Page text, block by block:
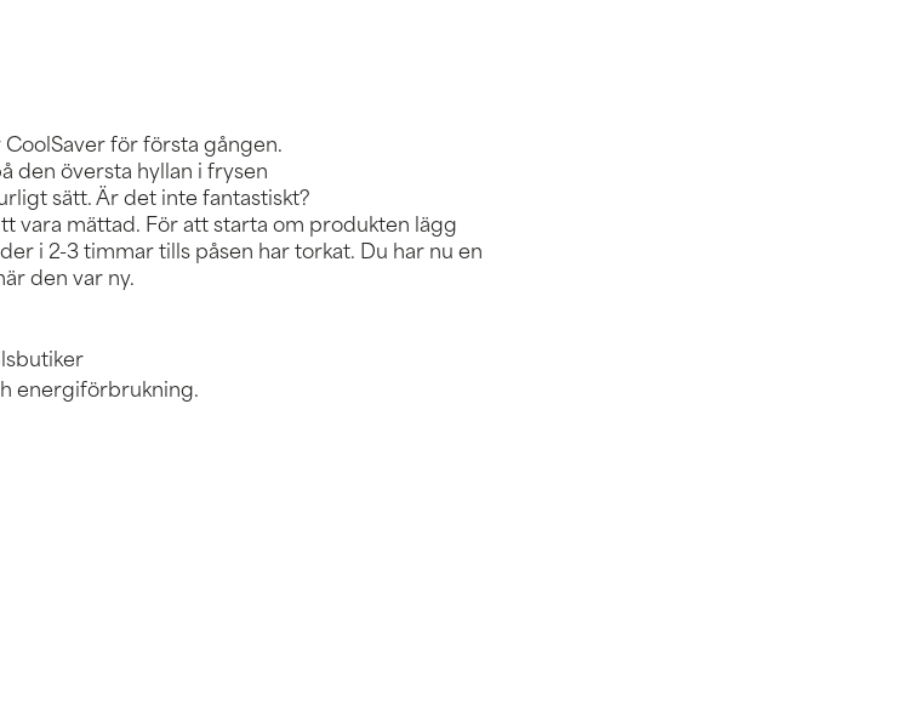
för första gången.
den översta hyllan i frysen
sätt. Är det inte fantastiskt?
vara mättad. För att starta om produkten lägg
i 2-3 timmar tills påsen har torkat. Du har nu en
den var ny.
energiförbrukning.